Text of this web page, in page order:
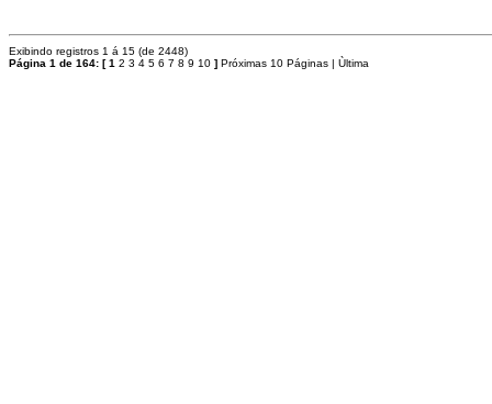
Exibindo registros 1 á 15 (de 2448)
Página 1 de 164: [1 2 3 4 5 6 7 8 9 10 ] Próximas 10 Páginas | Ùltima